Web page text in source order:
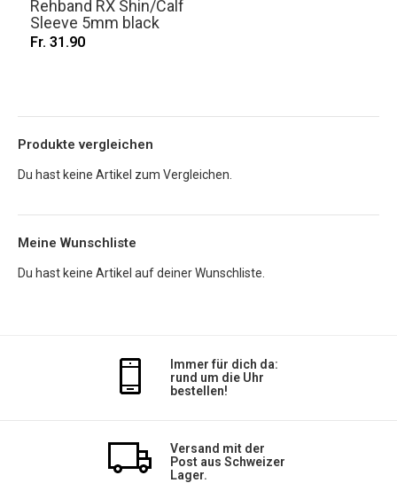
Rehband RX Shin/Calf
Sleeve 5mm black
Fr. 31.90
Produkte vergleichen
Du hast keine Artikel zum Vergleichen.
Meine Wunschliste
Du hast keine Artikel auf deiner Wunschliste.
Immer für dich da:
rund um die Uhr
bestellen!
Versand mit der
Post aus Schweizer
Lager.